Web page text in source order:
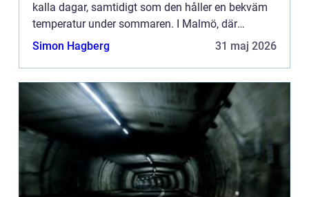
kalla dagar, samtidigt som den håller en bekväm
temperatur under sommaren. I Malmö, där
temperaturen kan variera kr...
Simon Hagberg 31 maj 2026